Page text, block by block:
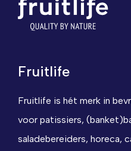
Fruitlife
Fruitlife is hét merk in
voor patissiers,
saladebereiders, horeca,